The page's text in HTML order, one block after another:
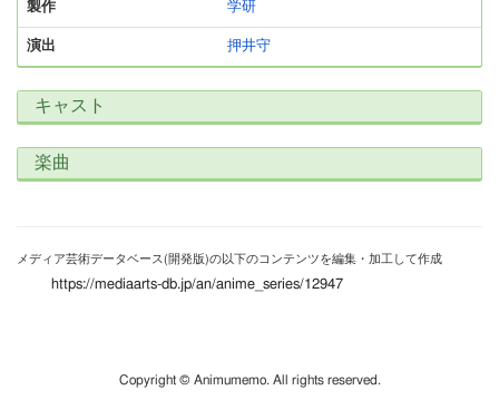
製作 学研
演出 押井守
キャスト
楽曲
メディア芸術データベース(開発版)の以下のコンテンツを編集・加工して作成
https://mediaarts-db.jp/an/anime_series/12947
Copyright © Animumemo. All rights reserved.